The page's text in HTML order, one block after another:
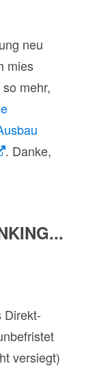
neu
mies
mehr,
. Danke,
Direkt-
versiegt)